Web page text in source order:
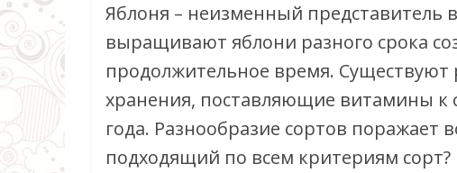
Яблоня – неизменный представитель
выращивают яблони разного срока
продолжительное время.
хранения, поставляющие витамины к
года. Разнообразие сортов
подходящий по всем критериям